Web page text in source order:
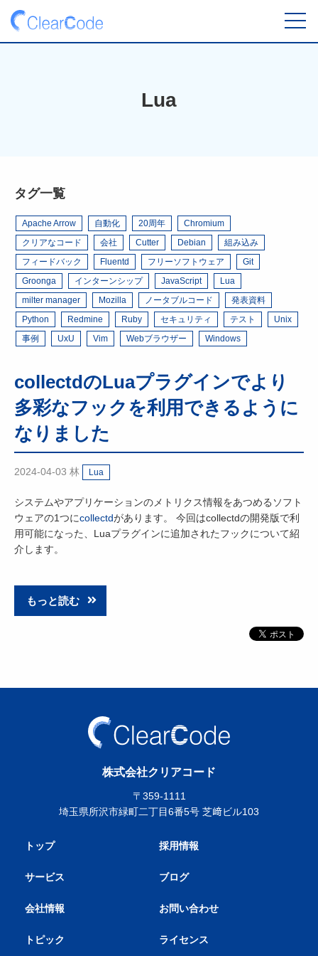
Lua
タグ一覧
Apache Arrow 自動化 20周年
Chromium
クリアなコード
会社 Cutter Debian
組み込み
フィードバック
Fluentd フリーソフトウェア
Git
Groonga
インターンシップ JavaScript
Lua
milter manager
Mozilla ノータブルコード
発表資料
Python
Redmine Ruby セキュリティ テスト
Unix
事例
UxU Vim Webブラウザー Windows
collectdのLuaプラグインでより
多彩なフックを利用できるように
なりました
2024-04-03 林 Lua
システムやアプリケーションのメトリクス情報をあつめるソフト
ウェアの1つにcollectdがあります。 今回はcollectdの開発版で利
用可能になった、Luaプラグインに追加されたフックについて紹
介します。
もっと読む
株式会社クリアコード
〒359-1111
埼玉県所沢市緑町二丁目6番5号 芝﨑ビル103
トップ
サービス
会社情報
トピック
採用情報
ブログ
お問い合わせ
ライセンス